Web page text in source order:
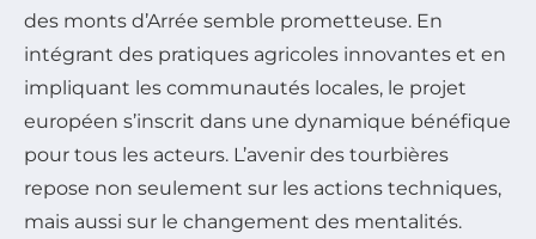
des monts d’Arrée semble prometteuse. En
intégrant des pratiques agricoles innovantes et en
impliquant les communautés locales, le projet
européen s’inscrit dans une dynamique bénéfique
pour tous les acteurs. L’avenir des tourbières
repose non seulement sur les actions techniques,
mais aussi sur le changement des mentalités.